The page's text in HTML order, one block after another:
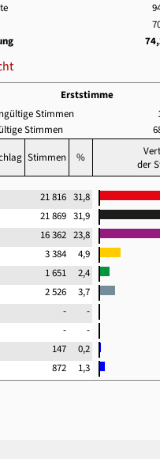
Erststimme
Stimmen
Stimmen
Stimmen %
der
21 816 31,8
21 869 31,9
16 362 23,8
3 384
4,9
1 651
2,4
2 526
3,7
-
-
-
-
147
0,2
872 1,3